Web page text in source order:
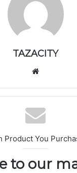
TAZACITY
الوي
ب
Product You
to our